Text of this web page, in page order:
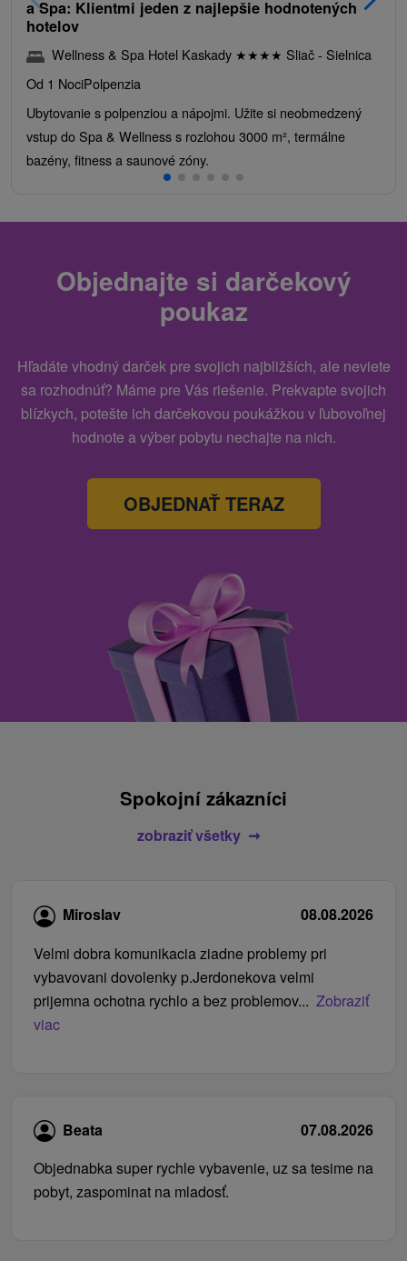
a Spa: Klientmi jeden z najlepšie hodnotených
hotelov
Wellness & Spa Hotel Kaskady ★★★★ Sliač - Sielnica
Od 1 NociPolpenzia
Ubytovanie s polpenziou a nápojmi. Užite si neobmedzený
vstup do Spa & Wellness s rozlohou 3000 m², termálne
bazény, fitness a saunové zóny.
Objednajte si darčekový
poukaz
Hľadáte vhodný darček pre svojich najbližších, ale neviete
sa rozhodnúť? Máme pre Vás riešenie. Prekvapte svojich
blízkych, potešte ich darčekovou poukážkou v ľubovoľnej
hodnote a výber pobytu nechajte na nich.
OBJEDNAŤ TERAZ
Spokojní zákazníci
zobraziť všetky
Miroslav
08.08.2026
Velmi dobra komunikacia ziadne problemy pri
vybavovani dovolenky p.Jerdonekova velmi
prijemna ochotna rychlo a bez problemov... Zobraziť
viac
Beata
07.08.2026
Objednabka super rychle vybavenie, uz sa tesime na
pobyt, zaspominat na mladosť.